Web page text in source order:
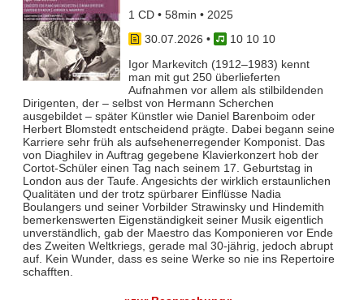
1 CD • 58min • 2025
30.07.2026 •
10 10 10
Igor Markevitch (1912–1983) kennt
man mit gut 250 überlieferten
Aufnahmen vor allem als stilbildenden
Dirigenten, der – selbst von Hermann Scherchen
ausgebildet – später Künstler wie Daniel Barenboim oder
Herbert Blomstedt entscheidend prägte. Dabei begann seine
Karriere sehr früh als aufsehenerregender Komponist. Das
von Diaghilev in Auftrag gegebene Klavierkonzert hob der
Cortot-Schüler einen Tag nach seinem 17. Geburtstag in
London aus der Taufe. Angesichts der wirklich erstaunlichen
Qualitäten und der trotz spürbarer Einflüsse Nadia
Boulangers und seiner Vorbilder Strawinsky und Hindemith
bemerkenswerten Eigenständigkeit seiner Musik eigentlich
unverständlich, gab der Maestro das Komponieren vor Ende
des Zweiten Weltkriegs, gerade mal 30-jährig, jedoch abrupt
auf. Kein Wunder, dass es seine Werke so nie ins Repertoire
schafften.